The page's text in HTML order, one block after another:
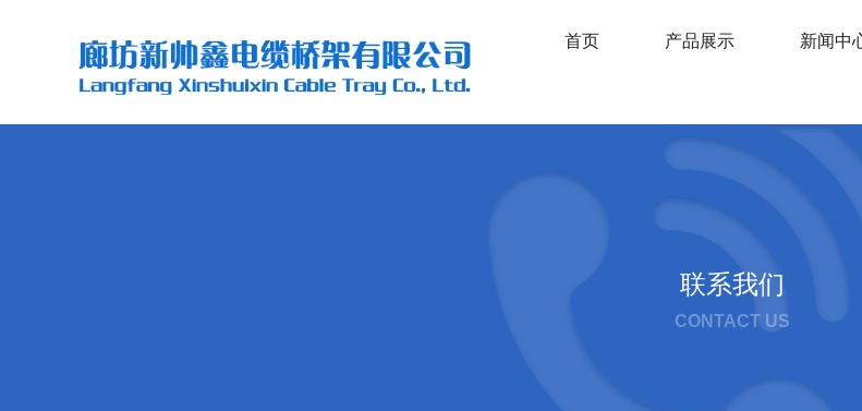
首页 产品展示 新闻中
联系我们
CONTACT US